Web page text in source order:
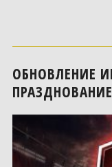
ОБНОВЛЕНИЕ
ПРАЗДНОВАНИЕ